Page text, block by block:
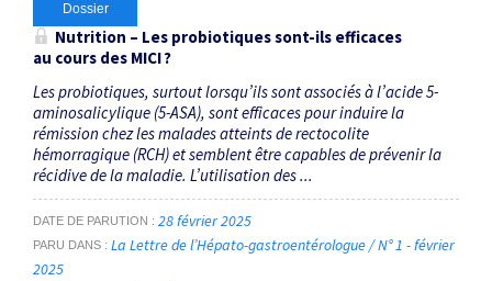
Dossier
Nutrition – Les probiotiques sont-ils efficaces
au cours des MICI ?
Les probiotiques, surtout lorsqu’ils sont associés à l’acide 5-
aminosalicylique (5-ASA), sont efficaces pour induire la
rémission chez les malades atteints de rectocolite
hémorragique (RCH) et semblent être capables de prévenir la
récidive de la maladie. L’utilisation des ...
DATE DE PARUTION 28 février 2025
PARU DANS
La Lettre de l’Hépato-gastroentérologue / N° 1 - février
2025